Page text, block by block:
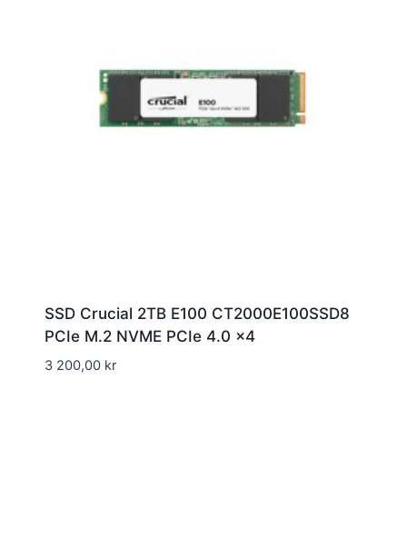
SSD Crucial 2TB E100 CT2000E100SSD8
PCIe M.2 NVME PCIe 4.0 x4
3 200,00 kr